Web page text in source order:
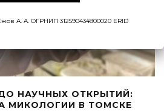
НАУЧНЫХ ОТКРЫТИЙ:
МИКОЛОГИИ В ТОМСКЕ
А. А. ОГРНИП 312590434800020 ERID